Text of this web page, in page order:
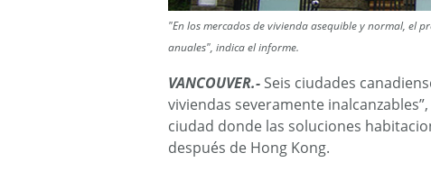
"En los mercados de vivienda asequible y normal, el
anuales", indica el informe.
VANCOUVER.- Seis ciudades
viviendas severamente
ciudad donde las soluciones
después de Hong Kong.